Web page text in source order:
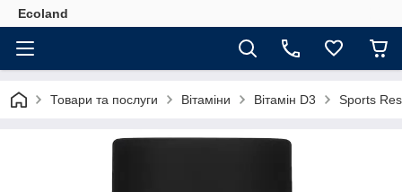
Ecoland
Товари та послуги Вітаміни Вітамін D3 Sports